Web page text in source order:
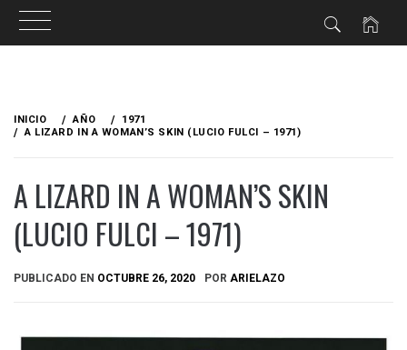
contenido
INICIO AÑO
1971
A LIZARD IN A WOMAN’S SKIN (LUCIO FULCI – 1971)
A LIZARD IN A WOMAN’S SKIN
(LUCIO FULCI – 1971)
PUBLICADO EN OCTUBRE 26, 2020 POR ARIELAZO